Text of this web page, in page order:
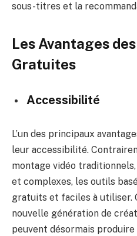
sous-titres et la
Les Avantages
Gratuites
Accessibilité
L’un des principaux
leur accessibilité.
montage vidéo
et complexes, les outils
gratuits et faciles à utiliser.
nouvelle génération de
peuvent désormais produire